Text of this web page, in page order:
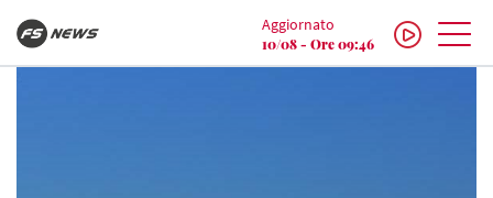
Aggiornato
10/08 - Ore 09:46